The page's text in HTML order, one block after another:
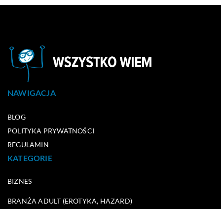
NAWIGACJA
BLOG
POLITYKA PRYWATNOŚCI
REGULAMIN
KATEGORIE
BIZNES
BRANŻA ADULT (EROTYKA, HAZARD)